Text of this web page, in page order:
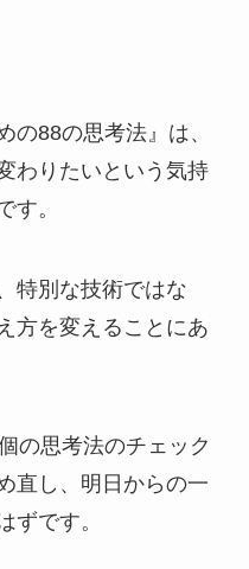
の88の思考法』は、
わりたいという気持
す。
特別な技術ではな
方を変えることにあ
の思考法のチェック
直し、明日からの一
ずです。